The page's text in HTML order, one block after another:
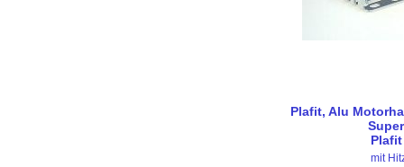
Plafit, Alu
Plafit
mit